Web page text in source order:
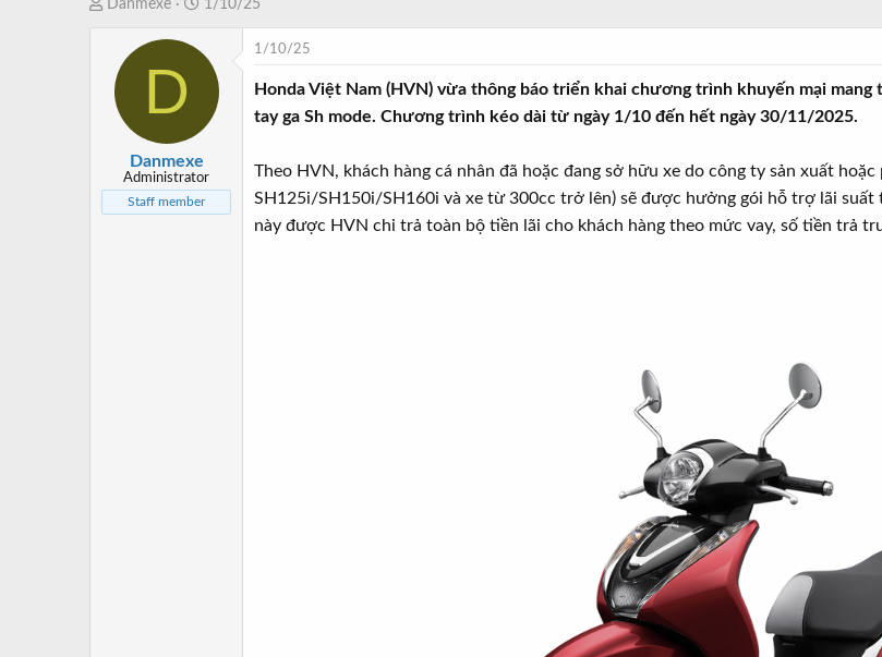
T
a
r
Danmexe
N
à
ắ
đ
ầ
u
1/10/25
D
Danmexe
Administrator
Staff member
1/10/25
Honda Việt Nam (HVN) vừa thông báo triển khai chương trình khuyến mại mang
tay ga Sh mode. Chương trình kéo dài từ ngày 1/10 đến hết ngày 30/11/2025.
Theo HVN, khách hàng cá nhân đã hoặc đang sở hữu xe do công ty sản xuất
SH125i/SH150i/SH160i và xe từ 300cc trở lên) sẽ được hưởng gói hỗ trợ lãi
này được HVN chi trả toàn bộ tiền lãi cho khách hàng theo mức vay, số tiền trả